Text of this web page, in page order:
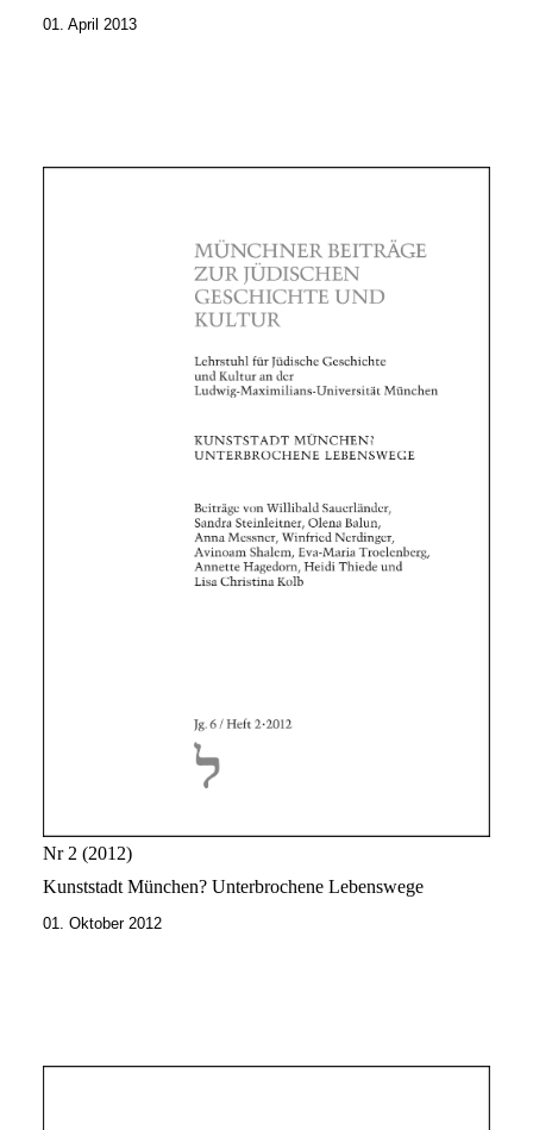
01. April 2013
Nr 2 2012
Kunststadt München? Unterbrochene Lebenswege
01. Oktober 2012